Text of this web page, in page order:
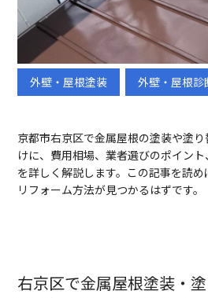
メニュー
ブログ
採用情報
外壁・屋根塗装 外壁・屋根診
京都市右京区で金属屋根の塗装や塗
けに、費用相場、業者選びのポイン
を詳しく解説します。この記事を読
リフォーム方法が見つかるはずです。
右京区で金属屋根塗装・